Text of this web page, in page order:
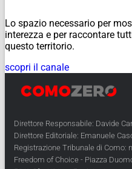
Lo spazio necessario per
interezza e per raccontare
questo territorio.
scopri il canale
Direttore Responsabile: Davide
Direttore Editoriale: Emanuele
Registrazione Tribunale di Como:
Freedom of Choice - Piazza